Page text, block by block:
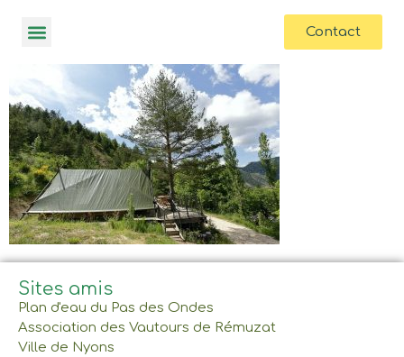
principal
Contact
Sites amis
Plan d'eau du Pas des Ondes
Association des Vautours de Rémuzat
Ville de Nyons